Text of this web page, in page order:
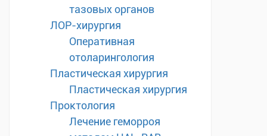
тазовых органов
ЛОР-хирургия
Оперативная
отоларингология
Пластическая хирургия
Пластическая хирургия
Проктология
Лечение геморроя